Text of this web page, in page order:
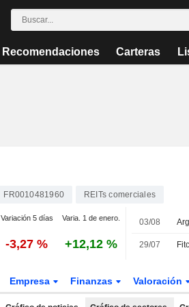
Recomendaciones Carteras
FR0010481960 REITs comerciales
Variación 5 días Varia. 1 de enero.
-3,27 % +12,12 %
03/08
29/07
Empresa Finanzas Valoración